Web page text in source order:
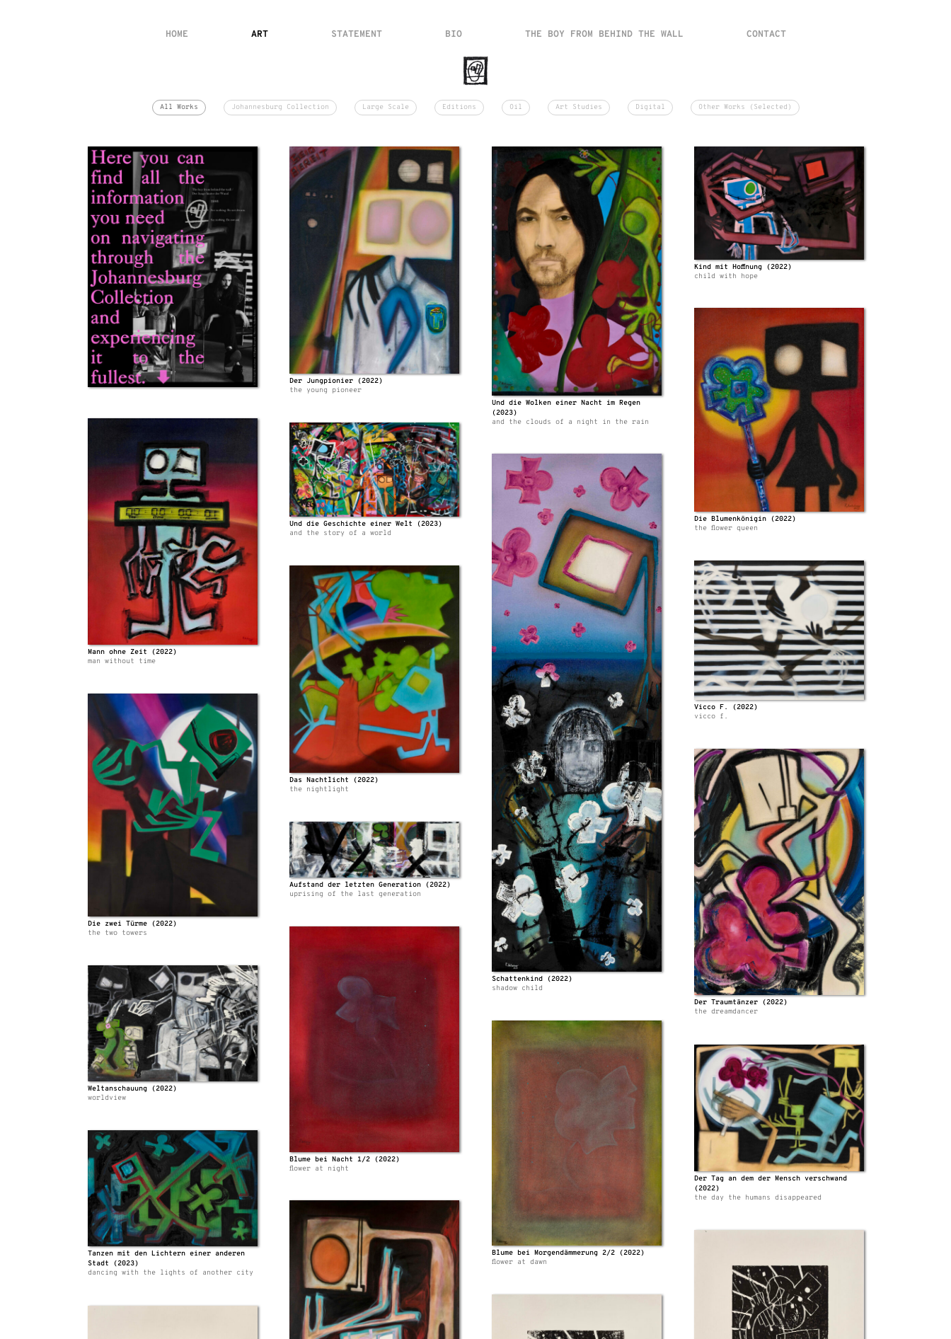
HOME ART STATEMENT BIO THE BOY FROM BEHIND THE WALL CONTACT
All Works Johannesburg Collection Large Scale Editions Oil Art Studies Digital Other Works (Selected)
Der Jungpionier (2022)
the young pioneer
Und die Wolken einer Nacht im Regen
(2023)
and the clouds of a night in the rain
Kind mit Hoffnung (2022)
child with hope
Die Blumenkönigin (2022)
the flower queen
Mann ohne Zeit (2022)
man without time
Und die Geschichte einer Welt (2023)
and the story of a world
Schattenkind (2022)
shadow child
Vicco F. (2022)
vicco f.
Das Nachtlicht (2022)
the nightlight
Die zwei Türme (2022)
the two towers
Der Traumtänzer (2022)
the dreamdancer
Aufstand der letzten Generation (2022)
uprising of the last generation
Blume bei Nacht 1/2 (2022)
flower at night
Weltanschauung (2022)
worldview
Blume bei Morgendämmerung 2/2 (2022)
flower at dawn
Der Tag an dem der Mensch verschwand
(2022)
the day the humans disappeared
Tanzen mit den Lichtern einer anderen
Stadt (2023)
dancing with the lights of another city